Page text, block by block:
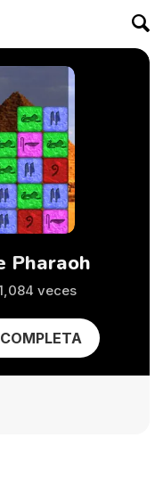
Pharaoh
veces